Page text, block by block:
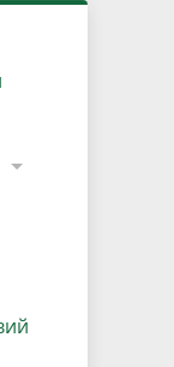
не